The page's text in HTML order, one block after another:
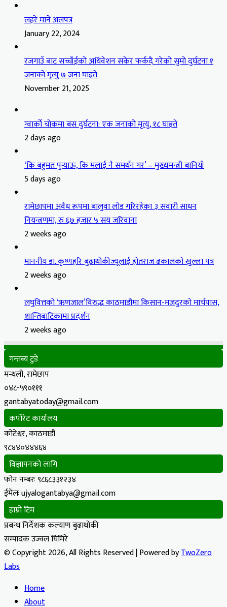
लहरे माने अलपत्र
January 22, 2024
रजगाउँ बाट सच्चाँईको अधिवेशन सकेर फर्कदै गरेको सुमो दुर्घटना १
जनाको मृत्यु ७ जना घाइते
November 21, 2025
ग्वार्को चोकमा बस दुर्घटना: एक जनाको मृत्यु, १८ घाइते
2 days ago
‘कि बहुमत पुर्‍याऊ, कि मलाई नै समर्थन गर’ – मुख्यमन्त्री बानियाँ
5 days ago
रामेछापमा अवैध रूपमा बालुवा लोड गरिरहेका ३ सवारी साधन
नियन्त्रणमा, रु ६७ हजार ५ सय जरिवाना
2 weeks ago
माननीय डा. कृष्णहरि बुढाथोकीज्यूलाई होतराज ढकालको खुल्ला पत्र
2 weeks ago
लघुवित्तको ‘ऋणजाल’विरुद्ध काठमाडौंमा किसान-मजदुरको मार्चपास,
शान्तिबाटिकामा प्रदर्शन
2 weeks ago
गन्तब्य टुडे
मन्थली, रामेछाप
०४८-५९०१११
gantabyatoday@gmail.com
कर्पोरेट कार्यालय
कोटेश्वर, काठमाडौं
९८४४०४४४६४
विज्ञापनको लागि
फोन नम्बरः ९८६८३३१२३४
ईमेलः ujyalogantabya@gmail.com
हाम्रो टिम
प्रबन्ध निर्देशक कल्याण बुढाथोकी
सम्पादक उज्वल घिमिरे
© Copyright 2026, All Rights Reserved | Powered byTwoZero
Labs
Home
About